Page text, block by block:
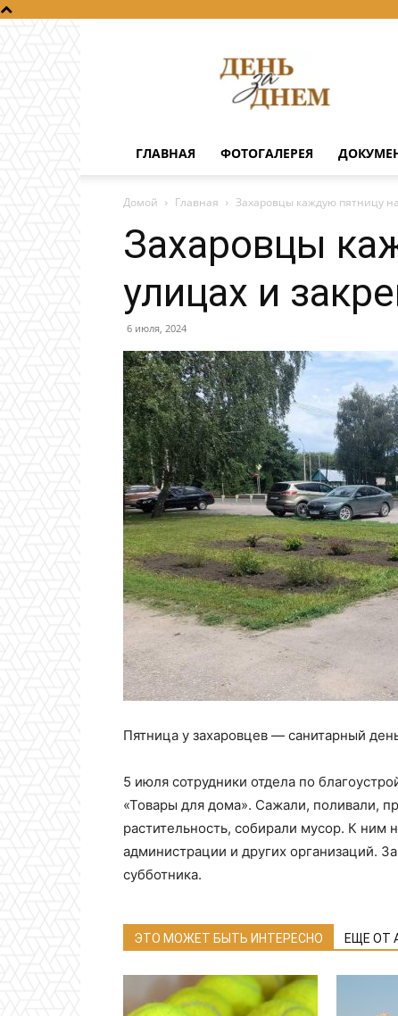
за
днем
ГЛАВНАЯ ФОТОГАЛЕРЕЯ
Домой Главная Захаровцы каждую пятницу
Захаровцы
улицах и
6 июля, 2024
Пятница у захаровцев — санитарный
5 июля сотрудники отдела по
«Товары для дома». Сажали, поливали,
растительность, собирали мусор. К
администрации и других организаций.
субботника.
ЭТО МОЖЕТ БЫТЬ ИНТЕРЕСНО ЕЩЕ ОТ